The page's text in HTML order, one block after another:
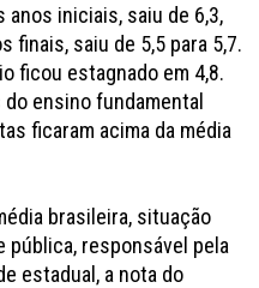
anos iniciais, saiu de 6,3,
finais, saiu de 5,5 para 5,7.
ficou estagnado em 4,8.
ensino fundamental
ficaram acima da média
brasileira, situação
pública, responsável pela
estadual, a nota do